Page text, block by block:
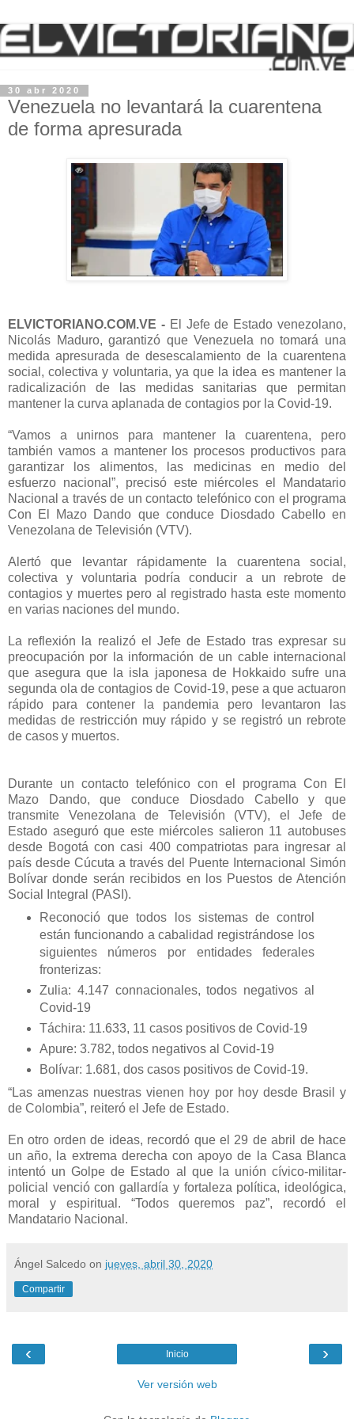
30 abr 2020
Venezuela no levantará la cuarentena
de forma apresurada
ELVICTORIANO.COM.VE -El Jefe de Estado venezolano,
Nicolás Maduro, garantizó que Venezuela no tomará una
medida apresurada de desescalamiento de la cuarentena
social, colectiva y voluntaria, ya que la idea es mantener la
radicalización de las medidas sanitarias que permitan
mantener la curva aplanada de contagios por la Covid-19.
“Vamos a unirnos para mantener la cuarentena, pero
también vamos a mantener los procesos productivos para
garantizar los alimentos, las medicinas en medio del
esfuerzo nacional”, precisó este miércoles el Mandatario
Nacional a través de un contacto telefónico con el programa
Con El Mazo Dando que conduce Diosdado Cabello en
Venezolana de Televisión (VTV).
Alertó que levantar rápidamente la cuarentena social,
colectiva y voluntaria podría conducir a un rebrote de
contagios y muertes pero al registrado hasta este momento
en varias naciones del mundo.
La reflexión la realizó el Jefe de Estado tras expresar su
preocupación por la información de un cable internacional
que asegura que la isla japonesa de Hokkaido sufre una
segunda ola de contagios de Covid-19, pese a que actuaron
rápido para contener la pandemia pero levantaron las
medidas de restricción muy rápido y se registró un rebrote
de casos y muertos.
Durante un contacto telefónico con el programa Con El
Mazo Dando, que conduce Diosdado Cabello y que
transmite Venezolana de Televisión (VTV), el Jefe de
Estado aseguró que este miércoles salieron 11 autobuses
desde Bogotá con casi 400 compatriotas para ingresar al
país desde Cúcuta a través del Puente Internacional Simón
Bolívar donde serán recibidos en los Puestos de Atención
Social Integral (PASI).
Reconoció que todos los sistemas de control
están funcionando a cabalidad registrándose los
siguientes números por entidades federales
fronterizas:
Zulia: 4.147 connacionales, todos negativos al
Covid-19
Táchira: 11.633, 11 casos positivos de Covid-19
Apure: 3.782, todos negativos al Covid-19
Bolívar: 1.681, dos casos positivos de Covid-19.
“Las amenzas nuestras vienen hoy por hoy desde Brasil y
de Colombia”, reiteró el Jefe de Estado.
En otro orden de ideas, recordó que el 29 de abril de hace
un año, la extrema derecha con apoyo de la Casa Blanca
intentó un Golpe de Estado al que la unión cívico-militar-
policial venció con gallardía y fortaleza política, ideológica,
moral y espiritual. “Todos queremos paz”, recordó el
Mandatario Nacional.
Ángel Salcedo on jueves, abril 30, 2020
Compartir
‹ ›
Inicio
Ver versión web